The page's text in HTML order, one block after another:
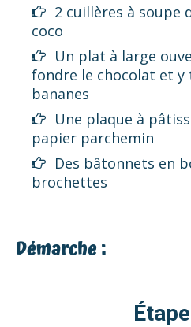
2 cuillères à soupe
coco
Un plat à large
fondre le chocolat et y
bananes
Une plaque à
papier parchemin
Des bâtonnets en
brochettes
Démarche :